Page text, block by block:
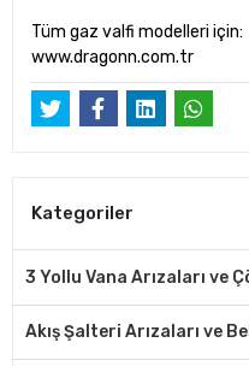
Tüm gaz valfi modelleri için:
www.dragonn.com.tr
Kategoriler
3 Yollu Vana Arızaları ve
Akış Şalteri Arızaları ve